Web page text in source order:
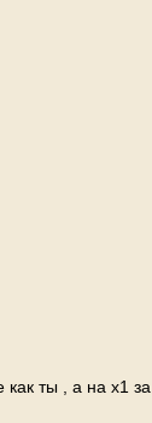
как ты , а на х1